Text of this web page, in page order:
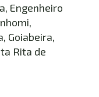
Engenheiro
Goiabeira,
Rita de